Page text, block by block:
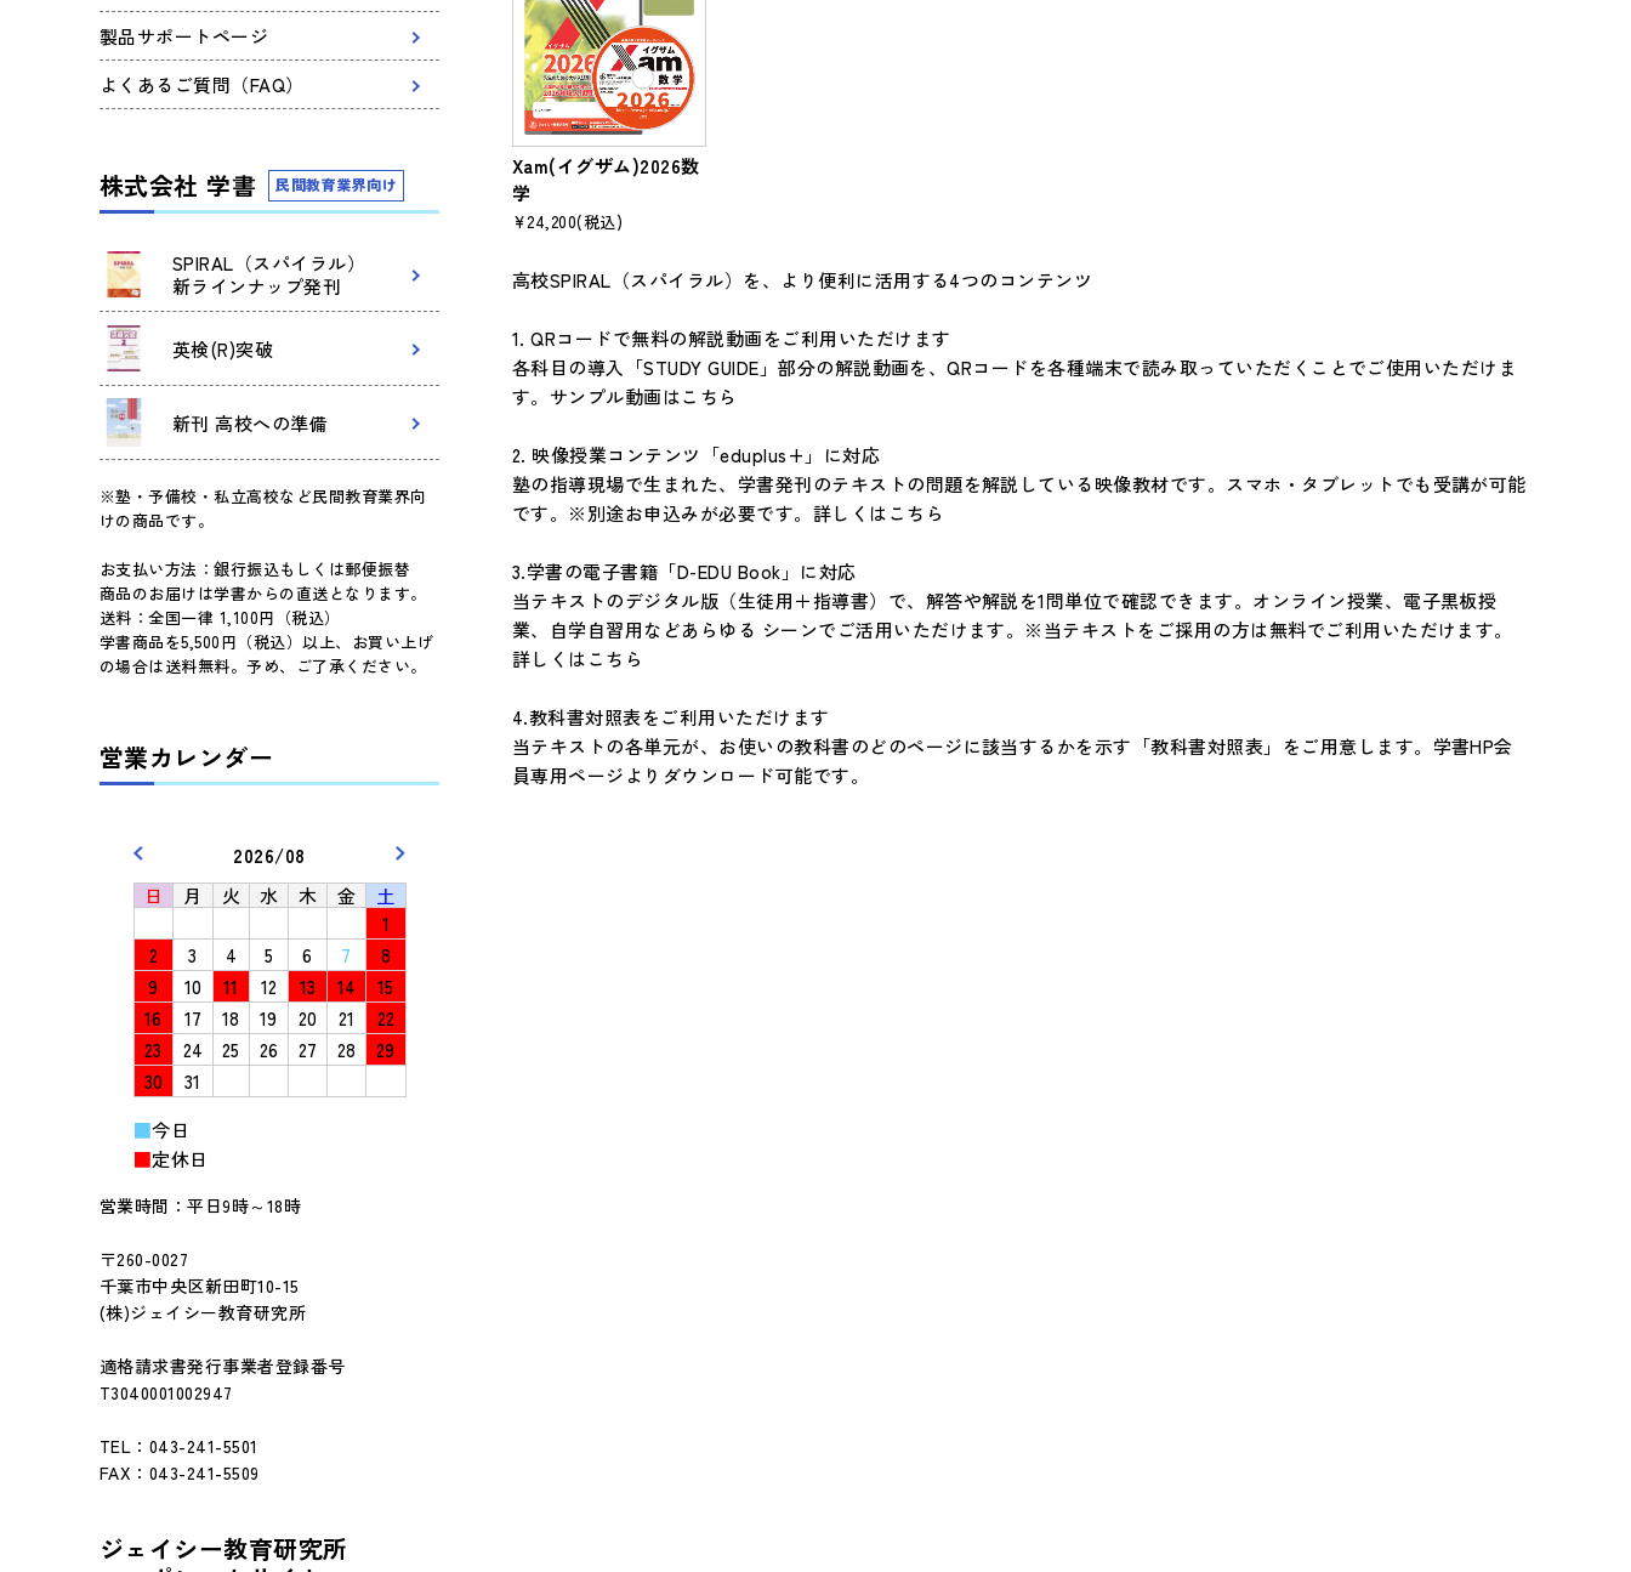
Xam(イグザム)2026数
学
¥24,200(税込)
高校SPIRAL（スパイラル）を、より便利に活用する4つのコンテンツ
1. QRコードで無料の解説動画をご利用いただけます
各科目の導入「STUDY GUIDE」部分の解説動画を、QRコードを各種端末で読み取っていただくことでご使用いただけま
す。 サンプル動画はこちら
2. 映像授業コンテンツ「eduplus+」に対応
塾の指導現場で生まれた、学書発刊のテキストの問題を解説している映像教材です。スマホ・タブレットでも受講が可能
です。※別途お申込みが必要です。 詳しくはこちら
3.学書の電子書籍「D-EDU Book」に対応
当テキストのデジタル版（生徒用＋指導書）で、解答や解説を1問単位で確認できます。オンライン授業、電子黒板授
業、自学自習用などあらゆる シーンでご活用いただけます。※当テキストをご採用の方は無料でご利用いただけます。
詳しくはこちら
4.教科書対照表をご利用いただけます
当テキストの各単元が、お使いの教科書のどのページに該当するかを示す「教科書対照表」をご用意します。学書HP会
員専用ページよりダウンロード可能です。
製品サポートページ
よくあるご質問（FAQ）
株式会社 学書 民間教育業界向け
SPIRAL（スパイラル）
新ラインナップ発刊
英検(R)突破
新刊 高校への準備
※塾・予備校・私立高校など民間教育業界向
けの商品です。
お支払い方法：銀行振込もしくは郵便振替
商品のお届けは学書からの直送となります。
送料：全国一律 1,100円（税込）
学書商品を5,500円（税込）以上、お買い上げ
の場合は送料無料。予め、ご了承ください。
営業カレンダー
2026/08
日
月 火 水 木 金
土
1
2
3 4 5 6 7
8
9
10 11 12 13 14
15
16
17 18 19 20 21
22
23
24 25 26 27 28
29
30
31
■今日
■定休日
営業時間：平日9時～18時
〒260-0027
千葉市中央区新田町10-15
(株)ジェイシー教育研究所
適格請求書発行事業者登録番号
T3040001002947
TEL：043-241-5501
FAX：043-241-5509
ジェイシー教育研究所